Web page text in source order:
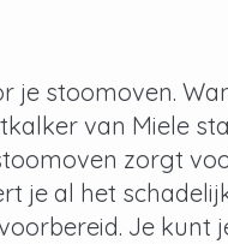
je stoomoven.
van Miele
zorgt
je al het
Je kunt